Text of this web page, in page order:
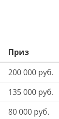
Приз
200 000 руб.
135 000 руб.
80 000 руб.